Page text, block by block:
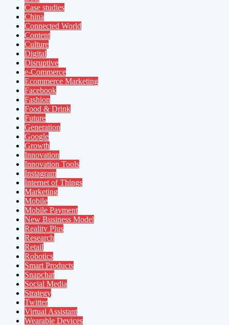
Case studies
China
Connected World
Content
Culture
Digital
Disruptive
e-Commerce
Ecommerce Marketing
Facebook
Fashion
Food & Drink
Future
Generation
Google
Growth
Innovation
Innovation Tools
Instagram
Internet of Things
Marketing
Mobile
Mobile Payment
New Business Model
Reality Plus
Research
Retail
Robotics
Smart Products
Snapchat
Social Media
Strategy
Twitter
Virtual Assistant
Wearable Devices